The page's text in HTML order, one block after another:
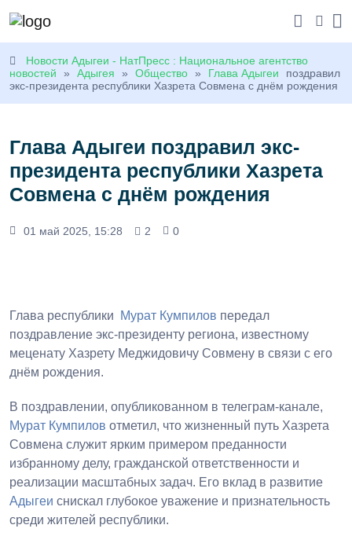
Новости Адыгеи - НатПресс : Национальное агентство
новостей
» Адыгея » Общество » Глава Адыгеи
поздравил
экс-президента республики Хазрета Совмена с днём рождения
Глава Адыгеи поздравил экс-
президента республики Хазрета
Совмена с днём рождения
01 май 2025, 15:28 2 0
Глава республики Мурат Кумпилов передал
поздравление экс-президенту региона, известному
меценату Хазрету Меджидовичу Совмену в связи с его
днём рождения.
В поздравлении, опубликованном в телеграм-канале,
Мурат Кумпилов отметил, что жизненный путь Хазрета
Совмена служит ярким примером преданности
избранному делу, гражданской ответственности и
реализации масштабных задач. Его вклад в развитие
Адыгеи снискал глубокое уважение и признательность
среди жителей республики.